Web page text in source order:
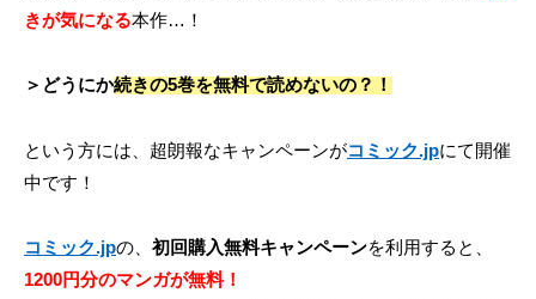
きが気になる本作…！
＞どうにか続きの5巻を無料で読めないの？！
という方には、超朗報なキャンペーンがコミック.jpにて開催
中です！
コミック.jpの、 初回購入無料キャンペーンを利用すると、
1200円分のマンガが無料！